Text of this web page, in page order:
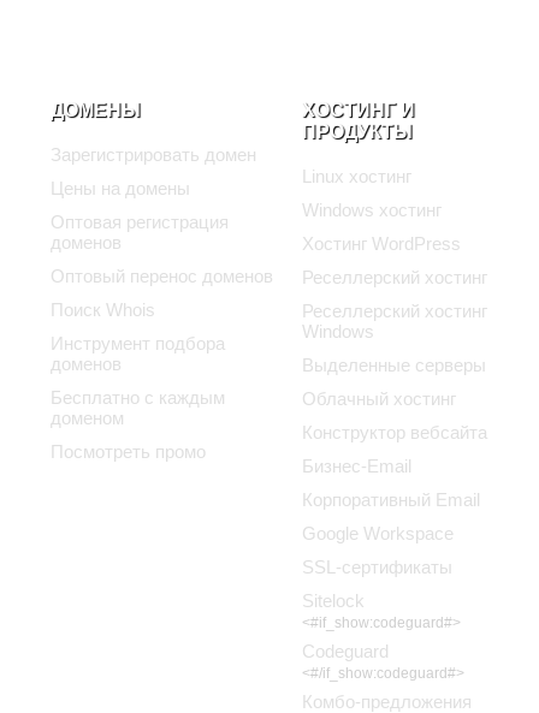
ДОМЕНЫ
Зарегистрировать домен
Цены на домены
Оптовая регистрация
доменов
Оптовый перенос доменов
Поиск Whois
Инструмент подбора
доменов
Бесплатно с каждым
доменом
Посмотреть промо
ХОСТИНГ И
ПРОДУКТЫ
Linux хостинг
Windows хостинг
Хостинг WordPress
Реселлерский хостинг
Реселлерский хостинг
Windows
Выделенные серверы
Облачный хостинг
Конструктор вебсайта
Бизнес-Email
Корпоративный Email
Google Workspace
SSL-сертификаты
Sitelock
<#if_show:codeguard#>
Codeguard
<#/if_show:codeguard#>
Комбо-предложения